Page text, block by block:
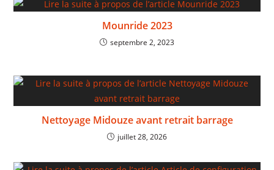
Mounride 2023
septembre 2, 2023
Nettoyage Midouze avant retrait barrage
juillet 28, 2026